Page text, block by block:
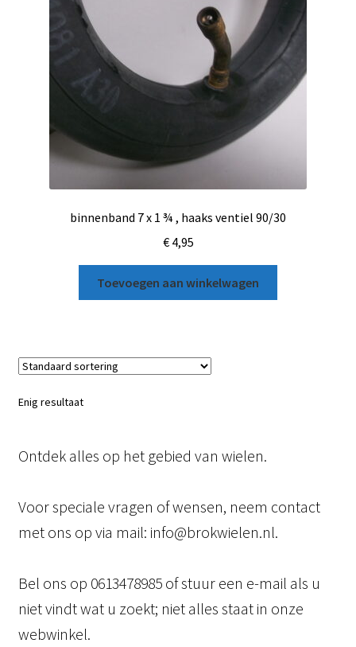
binnenband 7 x 1 ¾ , haaks ventiel 90/30
€4,95
Toevoegen aan winkelwagen
Enig resultaat
Ontdek alles op het gebied van wielen.
Voor speciale vragen of wensen, neem contact
met ons op via mail: info@brokwielen.nl.
Bel ons op 0613478985 of stuur een e-mail als u
niet vindt wat u zoekt; niet alles staat in onze
webwinkel.